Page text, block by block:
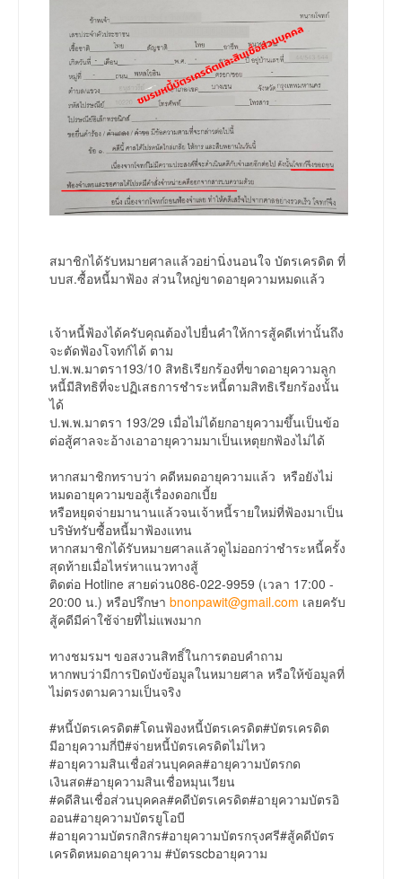
สมาชิกได้รับหมายศาลแล้วอย่านิ่งนอนใจ บัตรเครดิต ที่
บบส.ซื้อหนี้มาฟ้อง ส่วนใหญ่ขาดอายุความหมดแล้ว
เจ้าหนี้ฟ้องได้ครับคุณต้องไปยื่นคำให้การสู้คดีเท่านั้นถึง
จะตัดฟ้องโจทก์ได้ ตาม
ป.พ.พ.มาตรา193/10 สิทธิเรียกร้องที่ขาดอายุความลูก
หนี้มีสิทธิที่จะปฏิเสธการชำระหนี้ตามสิทธิเรียกร้องนั้น
ได้
ป.พ.พ.มาตรา 193/29 เมื่อไม่ได้ยกอายุความขึ้นเป็นข้อ
ต่อสู้ศาลจะอ้างเอาอายุความมาเป็นเหตุยกฟ้องไม่ได้
หากสมาชิกทราบว่า คดีหมดอายุความแล้ว หรือยังไม่
หมดอายุความขอสู้เรื่องดอกเบี้ย
หรือหยุดจ่ายมานานแล้วจนเจ้าหนี้รายใหม่ที่ฟ้องมาเป็น
บริษัทรับซื้อหนี้มาฟ้องแทน
หากสมาชิกได้รับหมายศาลแล้วดูไม่ออกว่าชำระหนี้ครั้ง
สุดท้ายเมื่อไหร่หาแนวทางสู้
ติดต่อ Hotline สายด่วน086-022-9959 (เวลา 17:00 -
20:00 น.) หรือปรึกษา bnonpawit@gmail.com เลยครับ
สู้คดีมีค่าใช้จ่ายที่ไม่แพงมาก
ทางชมรมฯ ขอสงวนสิทธิ์ในการตอบคำถาม
หากพบว่ามีการปิดบังข้อมูลในหมายศาล หรือให้ข้อมูลที่
ไม่ตรงตามความเป็นจริง
#หนี้บัตรเครดิต#โดนฟ้องหนี้บัตรเครดิต#บัตรเครดิต
มีอายุความกี่ปี#จ่ายหนี้บัตรเครดิตไม่ไหว
#อายุความสินเชื่อส่วนบุคคล#อายุความบัตรกด
เงินสด#อายุความสินเชื่อหมุนเวียน
#คดีสินเชื่อส่วนบุคคล#คดีบัตรเครดิต#อายุความบัตรอิ
ออน#อายุความบัตรยูโอบี
#อายุความบัตรกสิกร#อายุความบัตรกรุงศรี#สู้คดีบัตร
เครดิตหมดอายุความ #บัตรscbอายุความ